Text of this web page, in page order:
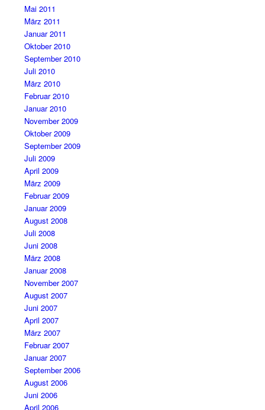
Mai 2011
März 2011
Januar 2011
Oktober 2010
September 2010
Juli 2010
März 2010
Februar 2010
Januar 2010
November 2009
Oktober 2009
September 2009
Juli 2009
April 2009
März 2009
Februar 2009
Januar 2009
August 2008
Juli 2008
Juni 2008
März 2008
Januar 2008
November 2007
August 2007
Juni 2007
April 2007
März 2007
Februar 2007
Januar 2007
September 2006
August 2006
Juni 2006
April 2006